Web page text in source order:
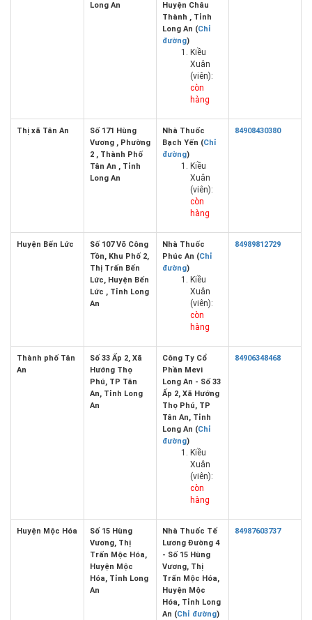
Long An
Huyện Châu
Thành , Tỉnh
Long An (Chỉ
đường)
Kiều
Xuân
(viên):
còn
hàng
Thị xã Tân An
Số 171 Hùng
Vương , Phường
2 , Thành Phố
Tân An , Tỉnh
Long An
Nhà Thuốc
Bạch Yến (Chỉ
đường)
Kiều
Xuân
(viên):
còn
hàng
84908430380
Huyện Bến Lức
Số 107 Võ Công
Tồn, Khu Phố 2,
Thị Trấn Bến
Lức, Huyện Bến
Lức , Tỉnh Long
An
Nhà Thuốc
Phúc An (Chỉ
đường)
Kiều
Xuân
(viên):
còn
hàng
84989812729
Thành phố Tân
An
Số 33 Ấp 2, Xã
Hướng Thọ
Phú, TP Tân
An, Tỉnh Long
An
Công Ty Cổ
Phần Mevi
Long An - Số 33
Ấp 2, Xã Hướng
Thọ Phú, TP
Tân An, Tỉnh
Long An (Chỉ
đường)
Kiều
Xuân
(viên):
còn
hàng
84906348468
Huyện Mộc Hóa
Số 15 Hùng
Vương, Thị
Trấn Mộc Hóa,
Huyện Mộc
Hóa, Tỉnh Long
An
Nhà Thuốc Tế
Lương Đường 4
- Số 15 Hùng
Vương, Thị
Trấn Mộc Hóa,
Huyện Mộc
Hóa, Tỉnh Long
An (Chỉ đường)
84987603737